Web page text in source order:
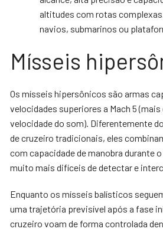
altitudes com rotas
navios, submarinos ou
Mísseis
Os mísseis hipersônicos são armas
velocidades superiores a Mach 5
velocidade do som). Diferentemente
de cruzeiro tradicionais, eles
com capacidade de manobra durante
muito mais difíceis de detectar e
Enquanto os mísseis balísticos
uma trajetória previsível após a fase
cruzeiro voam de forma controlada